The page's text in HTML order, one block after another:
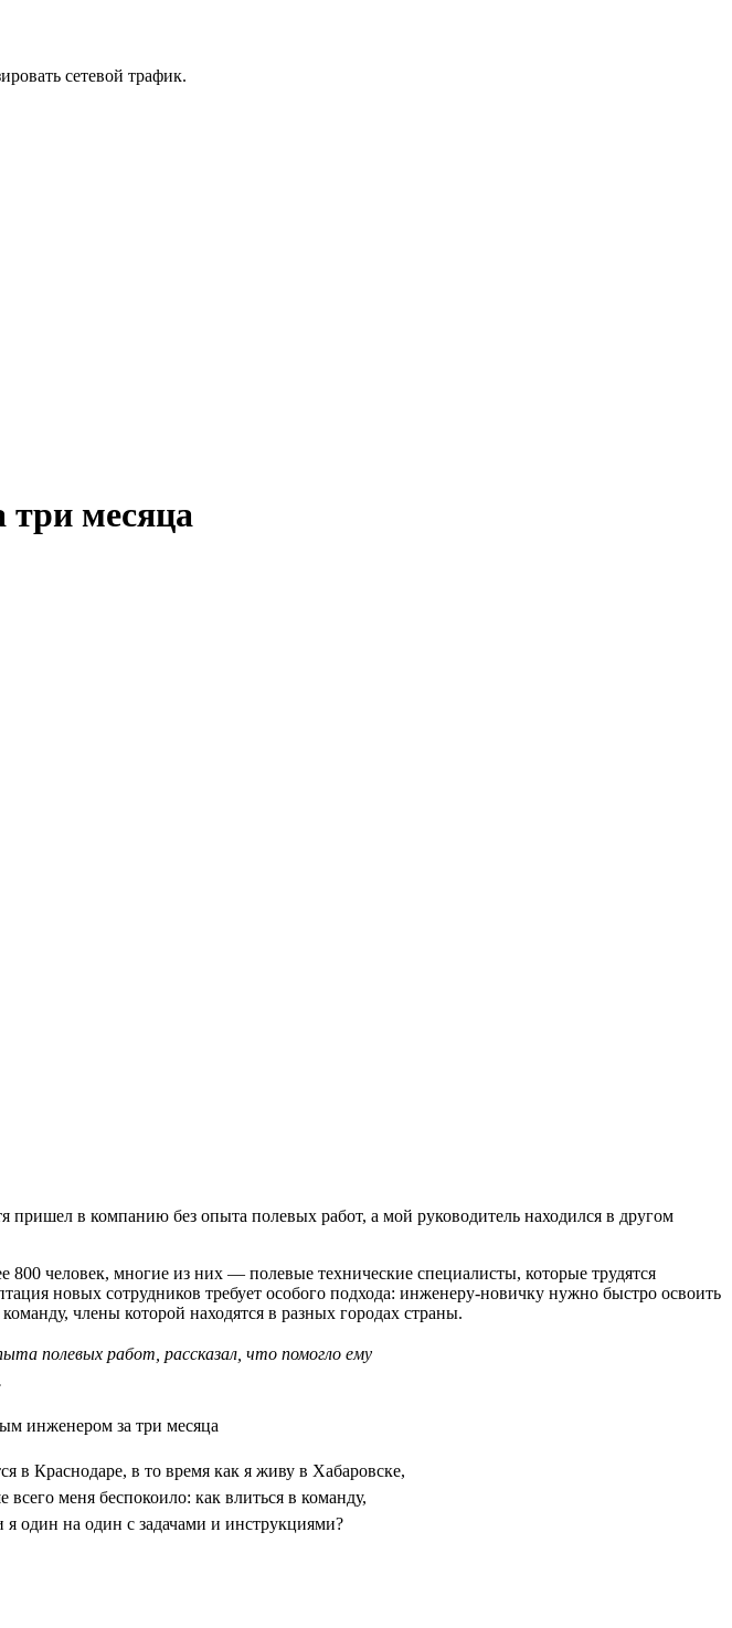
сетевой трафик.
месяца
пришел в компанию без опыта полевых работ, а мой руководитель находился в другом
человек, многие из них — полевые технические специалисты, которые трудятся
новых сотрудников требует особого подхода: инженеру-новичку нужно быстро освоить
члены которой находятся в разных городах страны.
полевых работ, рассказал, что помогло ему
в Краснодаре, в то время как я живу в Хабаровске,
меня беспокоило: как влиться в команду,
я один на один с задачами и инструкциями?